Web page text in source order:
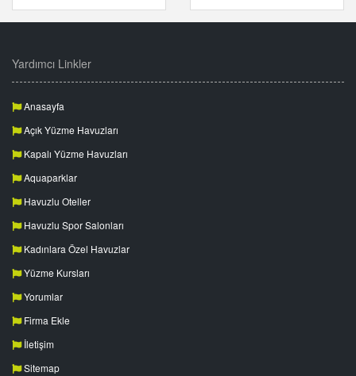
Yardımcı Linkler
Anasayfa
Açık Yüzme Havuzları
Kapalı Yüzme Havuzları
Aquaparklar
Havuzlu Oteller
Havuzlu Spor Salonları
Kadınlara Özel Havuzlar
Yüzme Kursları
Yorumlar
Firma Ekle
İletişim
Sitemap